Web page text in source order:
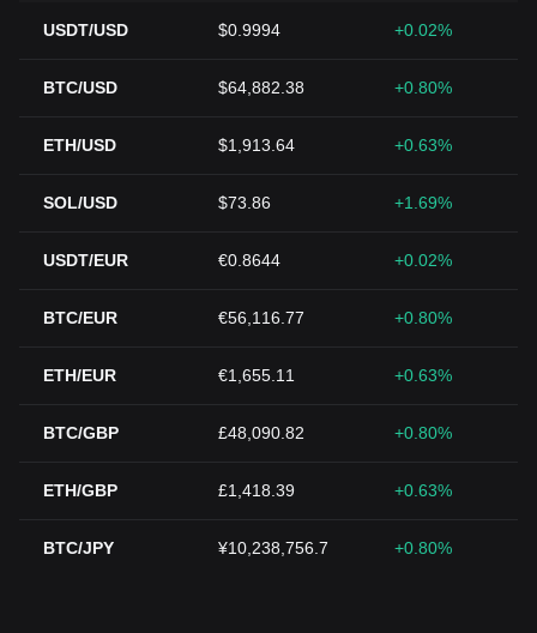
USDT/USD $0.9994 +0.02%
BTC/USD $64,882.38 +0.80%
ETH/USD $1,913.64 +0.63%
SOL/USD $73.86 +1.69%
USDT/EUR €0.8644 +0.02%
BTC/EUR €56,116.77 +0.80%
ETH/EUR €1,655.11 +0.63%
BTC/GBP £48,090.82 +0.80%
ETH/GBP £1,418.39 +0.63%
BTC/JPY ¥10,238,756.7 +0.80%